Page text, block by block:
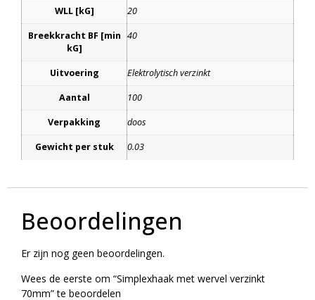
WLL [kG] 20
Breekkracht BF [min
kG]
40
Uitvoering Elektrolytisch verzinkt
Aantal 100
Verpakking doos
Gewicht per stuk 0.03
Beoordelingen
Er zijn nog geen beoordelingen.
Wees de eerste om “Simplexhaak met wervel verzinkt
70mm” te beoordelen